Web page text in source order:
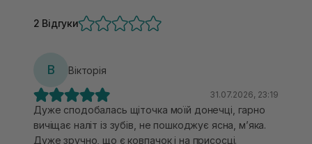
2 Відгуки
В Вікторія
31.07.2026, 23:19
Дуже сподобалась щіточка моїй донечці, гарно
вичіщає наліт із зубів, не пошкоджує ясна, мʼяка.
Дуже зручно, що є ковпачок і на присосці.